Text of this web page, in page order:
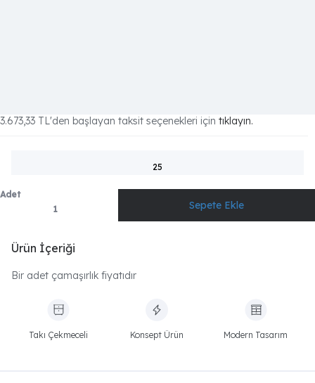
3.673,33 TL'den başlayan taksit seçenekleri için tıklayın.
25
Adet
Ürün İçeriği
Bir adet çamaşırlık fiyatıdır
Takı Çekmeceli Konsept Ürün Modern Tasarım